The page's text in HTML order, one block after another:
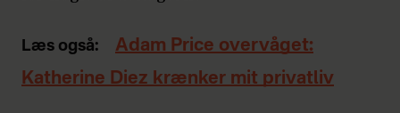
Læs også:
Adam Price overvåget:
Katherine Diez krænker mit privatliv